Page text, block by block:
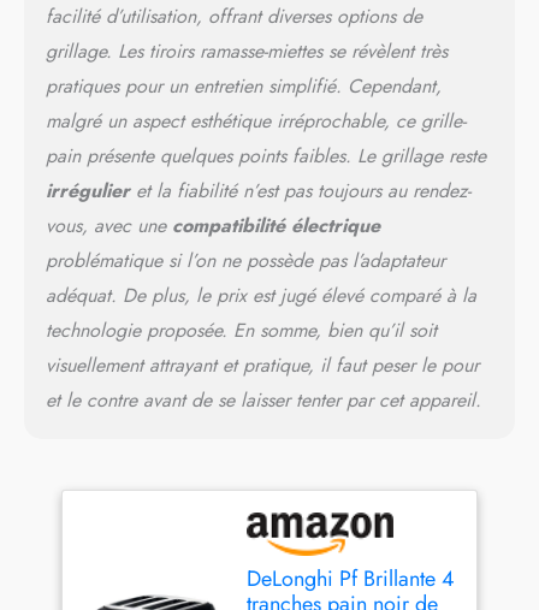
facilité d’utilisation, offrant diverses options de
grillage. Les tiroirs ramasse-miettes se révèlent très
pratiques pour un entretien simplifié. Cependant,
malgré un aspect esthétique irréprochable, ce grille-
pain présente quelques points faibles. Le grillage reste
irrégulieret la fiabilité n’est pas toujours au rendez-
vous, avec une compatibilité électrique
problématique si l’on ne possède pas l’adaptateur
adéquat. De plus, le prix est jugé élevé comparé à la
technologie proposée. En somme, bien qu’il soit
visuellement attrayant et pratique, il faut peser le pour
et le contre avant de se laisser tenter par cet appareil.
DeLonghi Pf Brillante 4